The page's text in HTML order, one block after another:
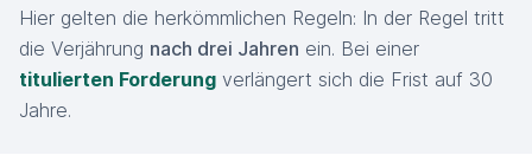
Hier gelten die herkömmlichen Regeln: In der Regel tritt
die Verjährung nach drei Jahren ein. Bei einer
titulierten Forderung verlängert sich die Frist auf 30
Jahre.